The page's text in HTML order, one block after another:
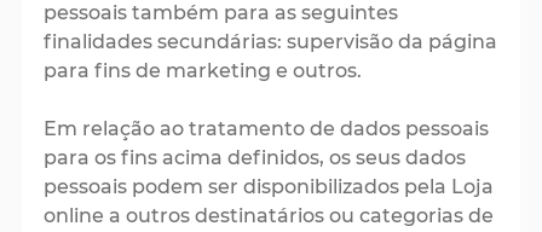
pessoais também para as seguintes
finalidades secundárias: supervisão da página
para fins de marketing e outros.
Em relação ao tratamento de dados pessoais
para os fins acima definidos, os seus dados
pessoais podem ser disponibilizados pela Loja
online a outros destinatários ou categorias de